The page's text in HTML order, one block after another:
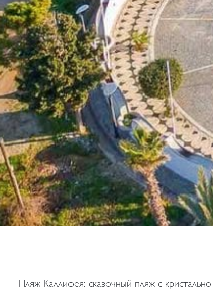
Пляж Каллифея: сказочный пляж с
с дикими скалистыми участками по бокам,